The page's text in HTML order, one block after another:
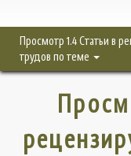
Просмотр 1.4 Статьи в
трудов по теме